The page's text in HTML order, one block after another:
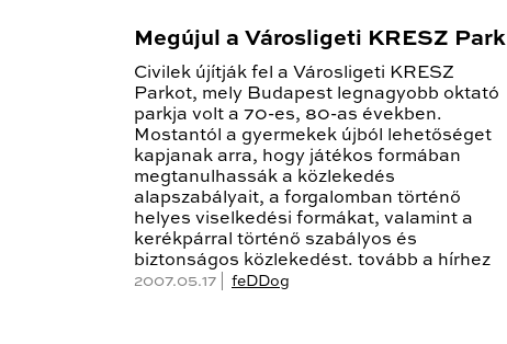
Megújul a Városligeti KRESZ Park
Civilek újítják fel a Városligeti KRESZ
Parkot, mely Budapest legnagyobb oktató
parkja volt a 70-es, 80-as években.
Mostantól a gyermekek újból lehetőséget
kapjanak arra, hogy játékos formában
megtanulhassák a közlekedés
alapszabályait, a forgalomban történő
helyes viselkedési formákat, valamint a
kerékpárral történő szabályos és
biztonságos közlekedést. tovább a hírhez
2007.05.17 | feDDog